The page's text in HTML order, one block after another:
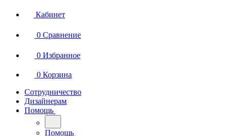
Кабинет
0 Сравнение
0 Избранное
0 Корзина
Сотрудничество
Дизайнерам
Помощь
Помощь